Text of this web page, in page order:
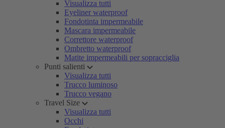
Visualizza tutti
Eyeliner waterproof
Fondotinta impermeabile
Mascara impermeabile
Correttore waterproof
Ombretto waterproof
Matite impermeabili per sopracciglia
Punti salienti
Visualizza tutti
Trucco luminoso
Trucco vegano
Travel Size
Visualizza tutti
Occhi